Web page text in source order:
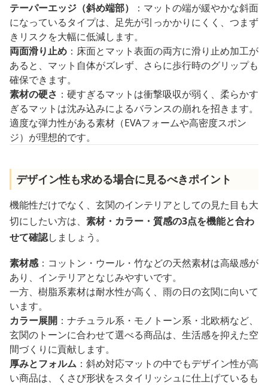
テーパーエッジ（斜め端部）
：マットの端が緩やかな斜面
になっているタイプは、足先が引っかかりにくく、つまず
きリスクを大幅に低減します。
両面滑り止め ：床面とマット表面の両方に滑り止め加工が
あると、マット自体がズレず、さらに歩行時のグリップも
確保できます。
素材の硬さ ：硬すぎるマットは衝撃吸収が弱く、柔らかす
ぎるマットは沈み込みによるバランスの崩れを招きます。
適度な弾力性がある素材（EVAフォームや高密度スポン
ジ）が理想的です。
デザイン性も求める場合に見るべきポイント
機能性だけでなく、玄関のインテリアとしての見た目も大
切にしたい方は、 素材・カラー・質感の3点を機能と合わ
せて確認しましょう。
素材感：コットン・ウール・竹などの天然素材は高級感が
あり、インテリアとなじみやすいです。
一方、樹脂系素材は耐水性が高く、雨の日の玄関に向いて
います。
カラー展開 ：ナチュラル系・モノトーン系・北欧柄など、
玄関のトーンに合わせて選べる商品は、生活感を抑えた空
間づくりに貢献します。
厚みとフォルム ：斜め対応マットの中でもデザイン性が高
い商品は、くさび形状をスタイリッシュに仕上げているも